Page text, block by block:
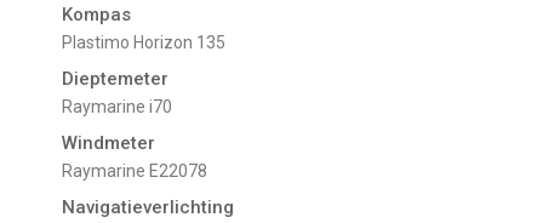
Kompas
Plastimo Horizon 135
Dieptemeter
Raymarine i70
Windmeter
Raymarine E22078
Navigatieverlichting